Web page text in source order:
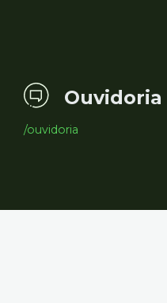
Ouvidoria
/ouvidoria